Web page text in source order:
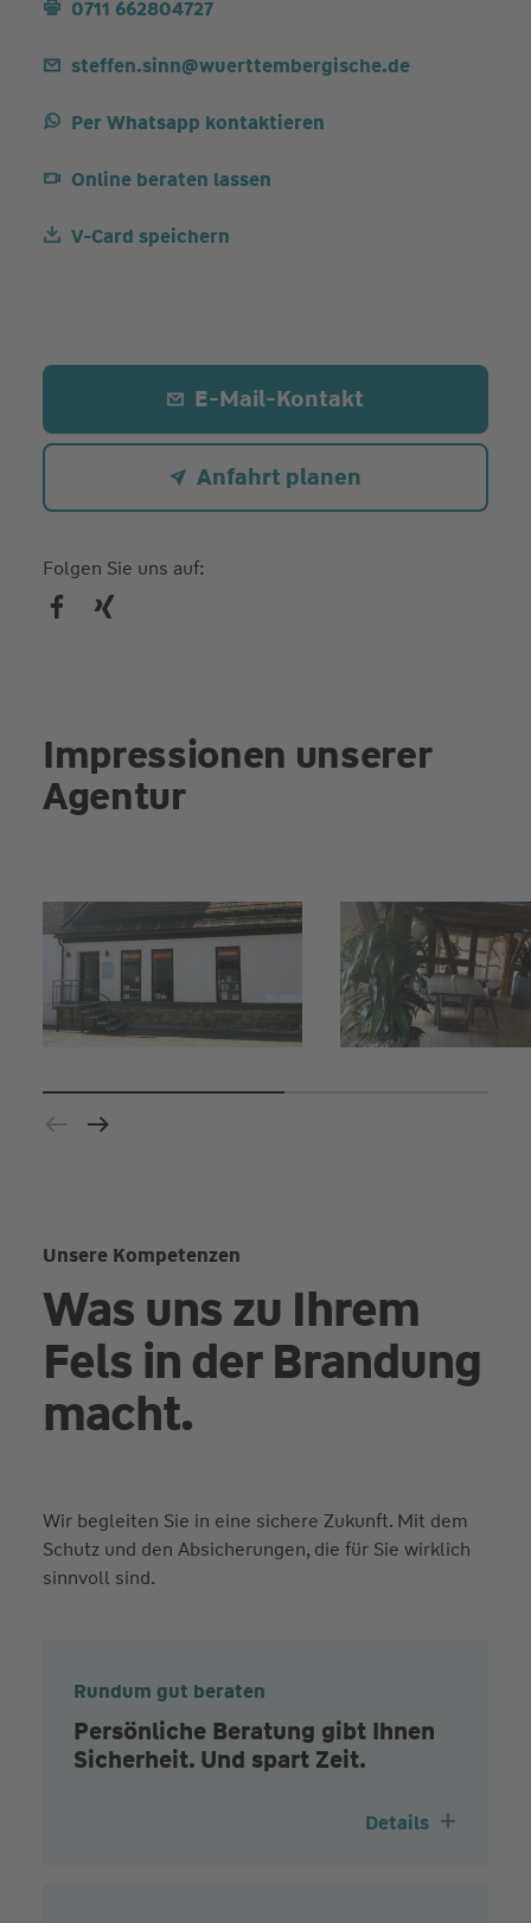
0711 662804727
steffen.sinn@wuerttembergische.de
Per Whatsapp kontaktieren
Online beraten lassen
V-Card speichern
E-Mail-Kontakt
Anfahrt planen
Folgen Sie uns auf:
Impressionen unserer
Agentur
Unsere Kompetenzen
Was uns zu Ihrem
Fels in der Brandung
macht.
Wir begleiten Sie in eine sichere Zukunft. Mit dem
Schutz und den Absicherungen, die für Sie wirklich
sinnvoll sind.
Rundum gut beraten
Persönliche Beratung gibt Ihnen
Sicherheit. Und spart Zeit.
Details